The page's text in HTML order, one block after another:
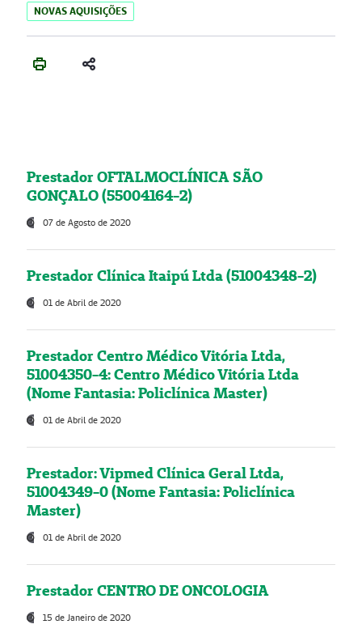
NOVAS AQUISIÇÕES
Prestador OFTALMOCLÍNICA SÃO
GONÇALO (55004164-2)
07 de Agosto de 2020
Prestador Clínica Itaipú Ltda (51004348-2)
01 de Abril de 2020
Prestador Centro Médico Vitória Ltda,
51004350-4: Centro Médico Vitória Ltda
(Nome Fantasia: Policlínica Master)
01 de Abril de 2020
Prestador: Vipmed Clínica Geral Ltda,
51004349-0 (Nome Fantasia: Policlínica
Master)
01 de Abril de 2020
Prestador CENTRO DE ONCOLOGIA
15 de Janeiro de 2020